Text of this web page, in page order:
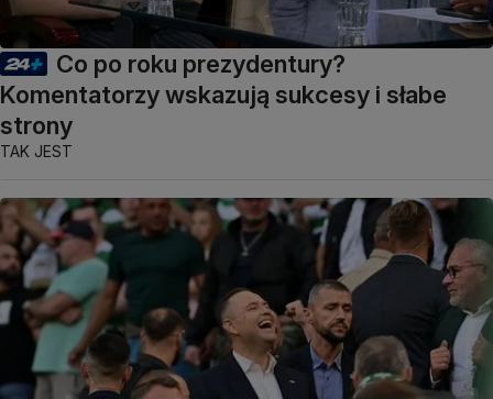
Co po roku prezydentury?
Komentatorzy wskazują sukcesy i słabe
strony
TAK JEST